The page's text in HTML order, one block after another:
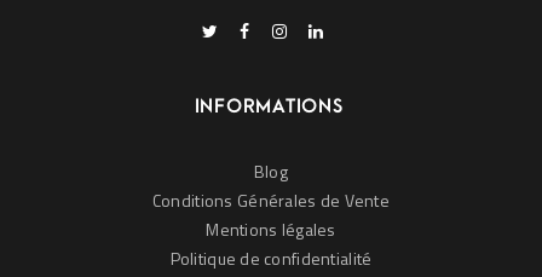
INFORMATIONS
Blog
Conditions Générales de Vente
Mentions légales
Politique de confidentialité